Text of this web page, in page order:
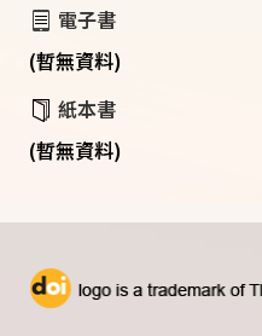
電子書
(暫無資料)
紙本書
(暫無資料)